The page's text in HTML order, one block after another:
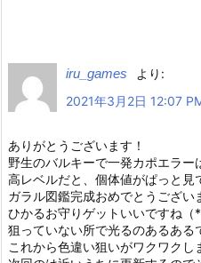
iru_games
より:
2021年3月2日 12:07
ありがとうございます！
野生のバルキーで一発カポエラー
高レベルだと、個体値がぱっと見
ガラル図鑑完成おめでとうござい
ひかるお守りゲットいいですね（
狙っていない所で光るのあるある
これから色違い狙いがワクワクし